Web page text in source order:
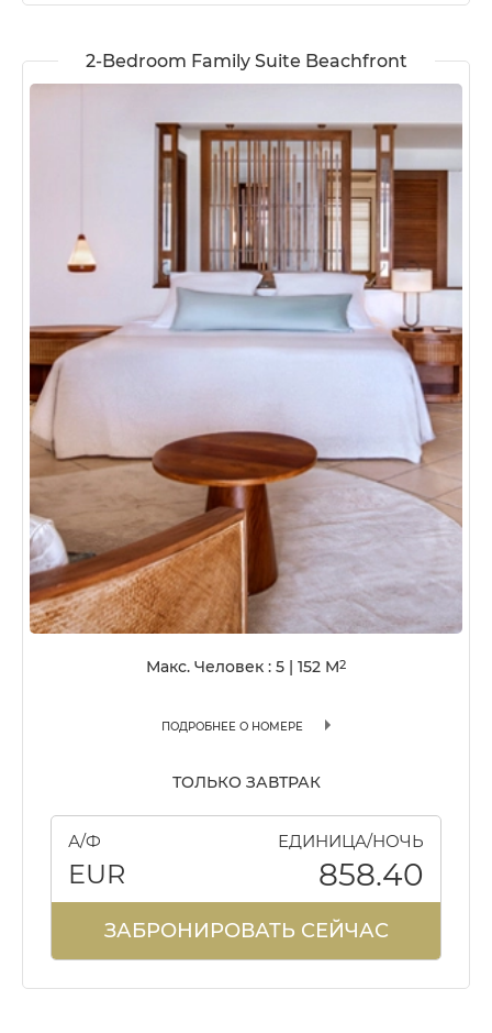
2-Bedroom Family Suite Beachfront
Макс. Человек : 5 | 152 M2
ПОДРОБНЕЕ О НОМЕРЕ
ТОЛЬКО ЗАВТРАК
А/Ф ЕДИНИЦА/НОЧЬ
EUR 858.40
ЗАБРОНИРОВАТЬ СЕЙЧАС